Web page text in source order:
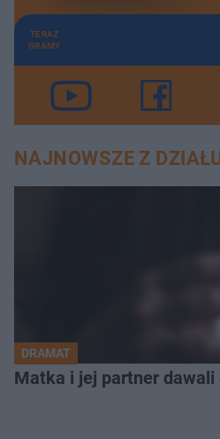
TERAZ
GRAMY
NAJNOWSZE Z
DRAMAT
Matka i jej partner